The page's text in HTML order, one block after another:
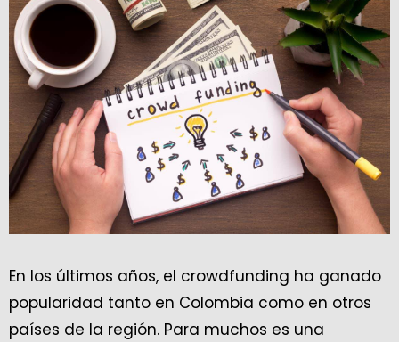
En los últimos años, el crowdfunding ha ganado
popularidad tanto en Colombia como en otros
países de la región. Para muchos es una